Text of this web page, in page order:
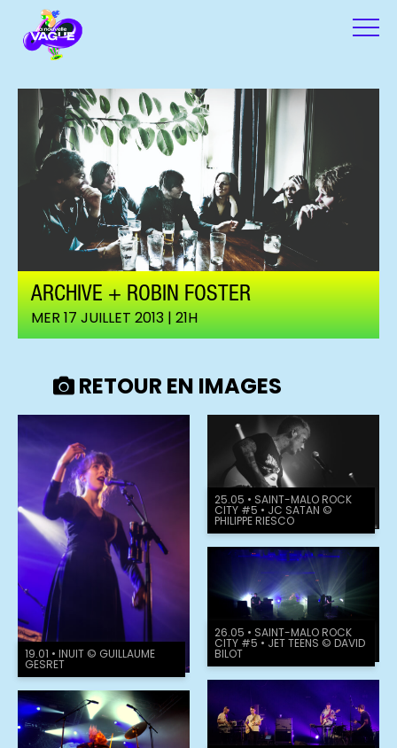
ARCHIVE + ROBIN FOSTER
MER 17 JUILLET 2013 | 21H
RETOUR EN IMAGES
19.01 • INUIT © GUILLAUME
GESRET
25.05 • SAINT-MALO ROCK
CITY #5 • JC SATAN ©
PHILIPPE RIESCO
26.05 • SAINT-MALO ROCK
CITY #5 • JET TEENS © DAVID
BILOT